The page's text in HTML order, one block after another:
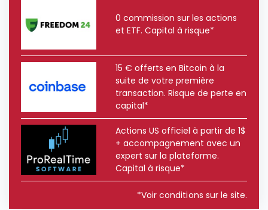
0 commission sur les actions
et ETF. Capital à risque*
15 € offerts en Bitcoin à la
suite de votre première
transaction. Risque de perte en
capital*
Actions US officiel à partir de 1$
+ accompagnement avec un
expert sur la plateforme.
Capital à risque*
*Voir conditions sur le site.